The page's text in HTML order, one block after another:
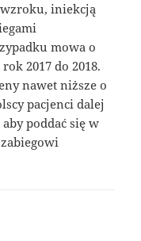
iniekcją
mowa o
2017 do 2018.
nawet niższe o
pacjenci dalej
poddać się w